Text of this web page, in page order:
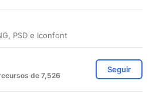
PSD e Iconfont
de 7,526
Seguir